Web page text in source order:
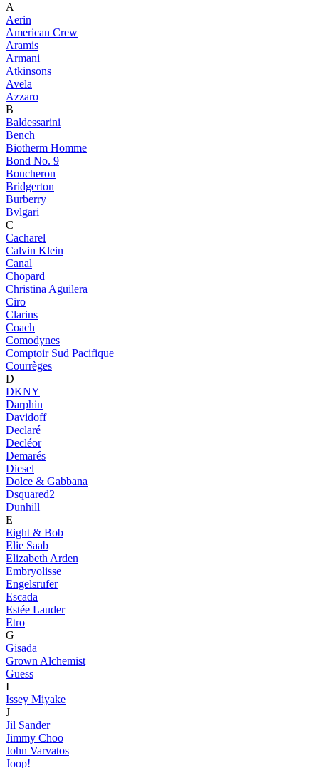
A
Aerin
American Crew
Aramis
Armani
Atkinsons
Avela
Azzaro
B
Baldessarini
Bench
Biotherm Homme
Bond No. 9
Boucheron
Bridgerton
Burberry
Bvlgari
C
Cacharel
Calvin Klein
Canal
Chopard
Christina Aguilera
Ciro
Clarins
Coach
Comodynes
Comptoir Sud Pacifique
Courrèges
D
DKNY
Darphin
Davidoff
Declaré
Decléor
Demarés
Diesel
Dolce & Gabbana
Dsquared2
Dunhill
E
Eight & Bob
Elie Saab
Elizabeth Arden
Embryolisse
Engelsrufer
Escada
Estée Lauder
Etro
G
Gisada
Grown Alchemist
Guess
I
Issey Miyake
J
Jil Sander
Jimmy Choo
John Varvatos
Joop!